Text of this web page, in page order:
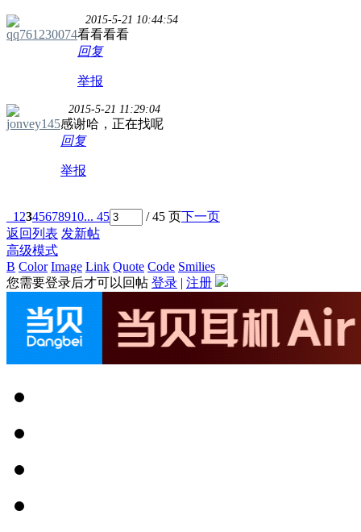
qq761230074
2015-5-21 10:44:54
看看看看
回复
举报
jonvey145
2015-5-21 11:29:04
感谢哈，正在找呢
回复
举报
1 2345678910... 45 / 45 页下一页
返回列表 发新帖
高级模式
B Color Image Link Quote Code Smilies
您需要登录后才可以回帖 登录 | 注册